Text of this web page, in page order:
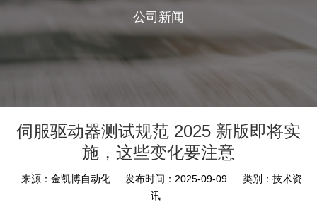
公司新闻
伺服驱动器测试规范 2025 新版即将实
施，这些变化要注意
来源：金凯博自动化 发布时间：2025-09-09
类别：技术资
讯